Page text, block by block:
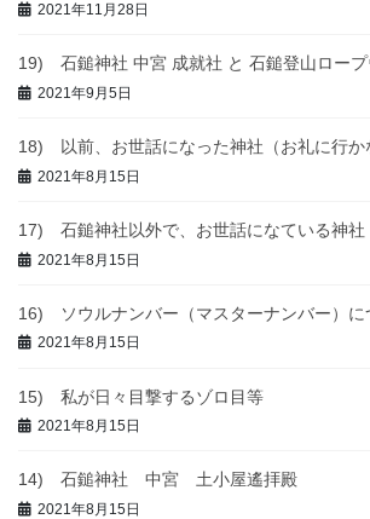
2021年11月28日
19) 石鎚神社 中宮 成就社 と 石鎚登山ロープ
2021年9月5日
18) 以前、お世話になった神社（お礼に行か
2021年8月15日
17) 石鎚神社以外で、お世話になている神社
2021年8月15日
16) ソウルナンバー（マスターナンバー）に
2021年8月15日
15) 私が日々目撃するゾロ目等
2021年8月15日
14) 石鎚神社 中宮 土小屋遙拝殿
2021年8月15日